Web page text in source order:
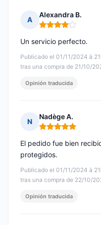
A
Alexandra B.
Nota: 4 de 5
Publicado el 01/11/2024 à
tras una compra de 21/10/
Un servicio perfecto.
Opinión traducida
N
Nadège A.
Nota: 5 de 5
Publicado el 01/11/2024 à
tras una compra de 22/10/
El pedido fue bien
protegidos.
Opinión traducida